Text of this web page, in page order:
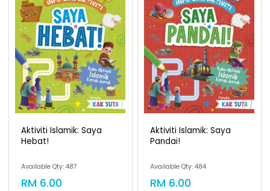
Aktiviti Islamik: Saya
Hebat!
Available Qty: 487
RM 6.00
Aktiviti Islamik: Saya
Pandai!
Available Qty: 484
RM 6.00